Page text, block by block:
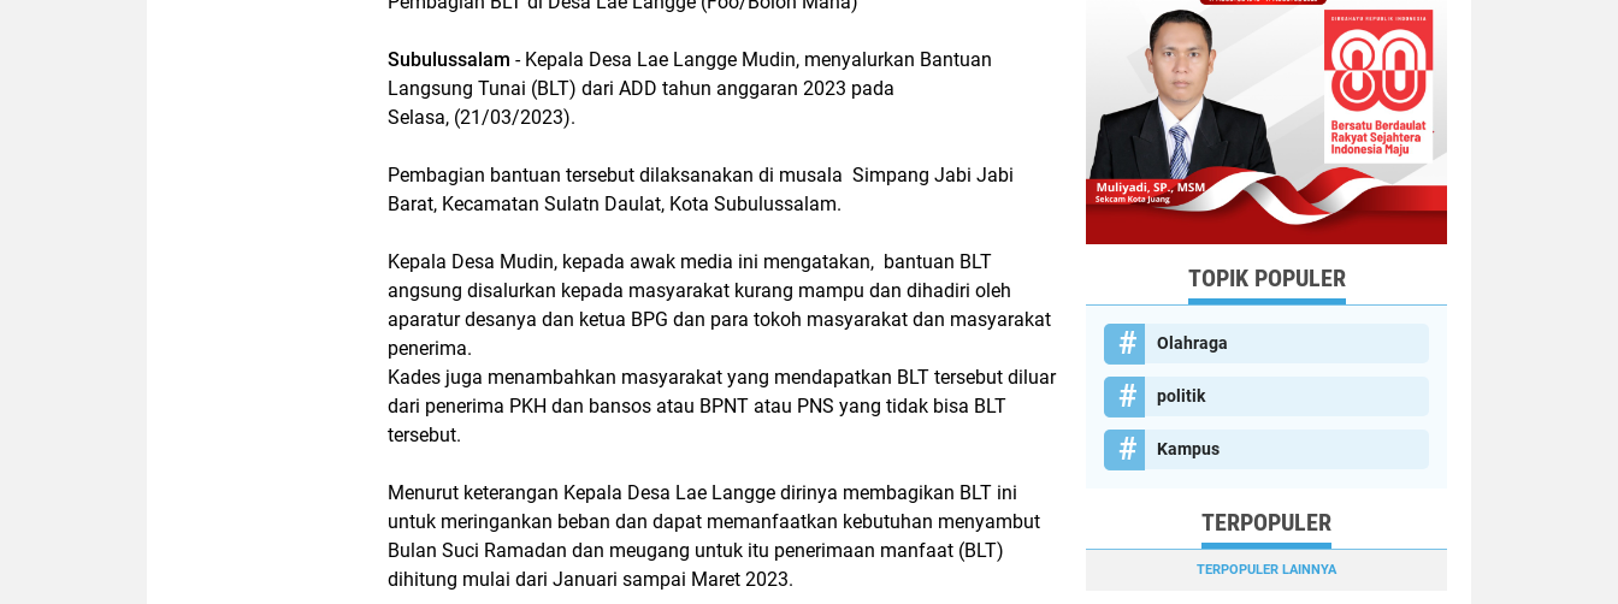
Subulussalam - Kepala Desa Lae Langge Mudin, menyalurkan Bantuan
Langsung Tunai (BLT) dari ADD tahun anggaran 2023 pada
Selasa, (21/03/2023).
Pembagian bantuan tersebut dilaksanakan di musala Simpang Jabi Jabi
Barat, Kecamatan Sulatn Daulat, Kota Subulussalam.
Kepala Desa Mudin, kepada awak media ini mengatakan, bantuan BLT
angsung disalurkan kepada masyarakat kurang mampu dan dihadiri oleh
aparatur desanya dan ketua BPG dan para tokoh masyarakat dan masyarakat
penerima.
Kades juga menambahkan masyarakat yang mendapatkan BLT tersebut diluar
dari penerima PKH dan bansos atau BPNT atau PNS yang tidak bisa BLT
tersebut.
Menurut keterangan Kepala Desa Lae Langge dirinya membagikan BLT ini
untuk meringankan beban dan dapat memanfaatkan kebutuhan menyambut
Bulan Suci Ramadan dan meugang untuk itu penerimaan manfaat (BLT)
dihitung mulai dari Januari sampai Maret 2023.
TOPIK POPULER
Olahraga
politik
Kampus
TERPOPULER
TERPOPULER LAINNYA